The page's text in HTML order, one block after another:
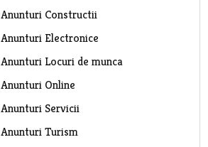
Anunturi Constructii
Anunturi Electronice
Anunturi Locuri de munca
Anunturi Online
Anunturi Servicii
Anunturi Turism